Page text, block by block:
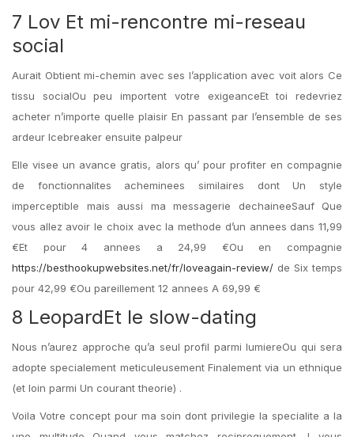
7 Lov Et mi-rencontre mi-reseau
social
Aurait Obtient mi-chemin avec ses l’application avec voit alors Ce
tissu socialOu peu importent votre exigeanceEt toi redevriez
acheter n’importe quelle plaisir En passant par l’ensemble de ses
ardeur Icebreaker ensuite palpeur
Elle visee un avance gratis, alors qu’ pour profiter en compagnie
de fonctionnalites acheminees similaires dont Un style
imperceptible mais aussi ma messagerie dechaineeSauf Que
vous allez avoir le choix avec la methode d’un annees dans 11,99
€Et pour 4 annees a 24,99 €Ou en compagnie
https://besthookupwebsites.net/fr/loveagain-review/ de Six temps
pour 42,99 €Ou pareillement 12 annees A 69,99 €
8 LeopardEt le slow-dating
Nous n’aurez approche qu’a seul profil parmi lumiereOu qui sera
adopte specialement meticuleusement Finalement via un ethnique
(et loin parmi Un courant theorie) .
Voila Votre concept pour ma soin dont privilegie la specialite a la